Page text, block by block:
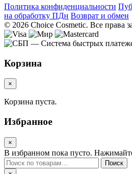
Политика конфиденциальности
на обработку ПДн Возврат и обмен
© 2026 Choice Cosmetic. Все права
Корзина
×
Корзина пуста.
Избранное
×
В избранном пока пусто.
Искать:
Поиск